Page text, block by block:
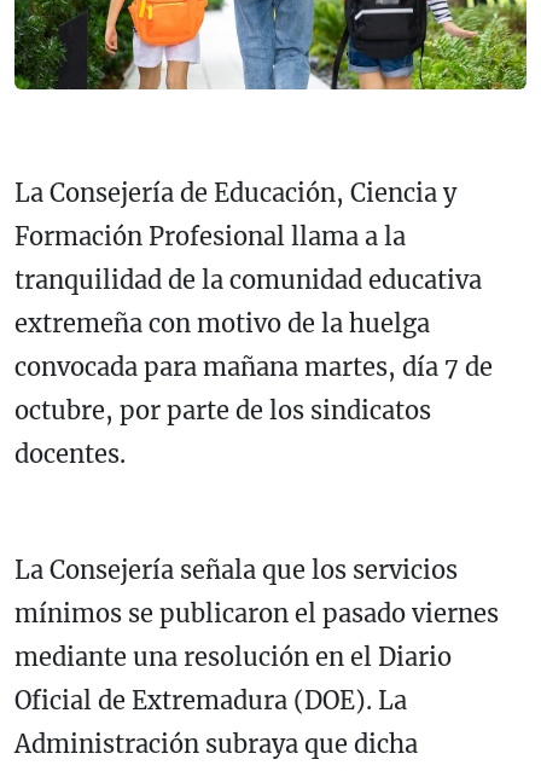
La Consejería de Educación, Ciencia y
Formación Profesional llama a la
tranquilidad de la comunidad educativa
extremeña con motivo de la huelga
convocada para mañana martes, día 7 de
octubre, por parte de los sindicatos
docentes.
La Consejería señala que los servicios
mínimos se publicaron el pasado viernes
mediante una resolución en el Diario
Oficial de Extremadura (DOE). La
Administración subraya que dicha